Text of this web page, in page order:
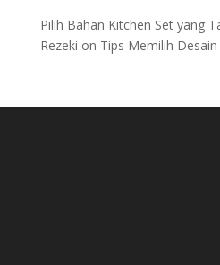
Pilih Bahan Kitchen Set yang
Rezeki on Tips Memilih